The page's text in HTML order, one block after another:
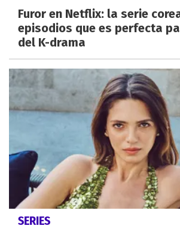
Furor en Netflix: la serie
episodios que es perfecta
del K-drama
SERIES